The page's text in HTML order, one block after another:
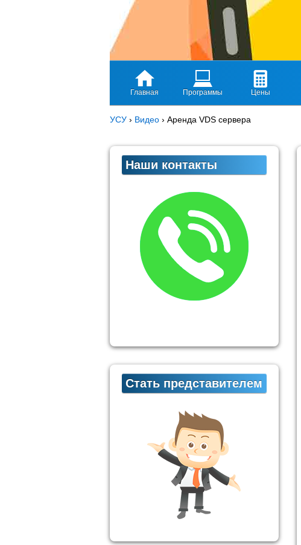
Главная Программы Цены
УСУ › Видео › Аренда VDS сервера
Наши контакты
Стать представителем